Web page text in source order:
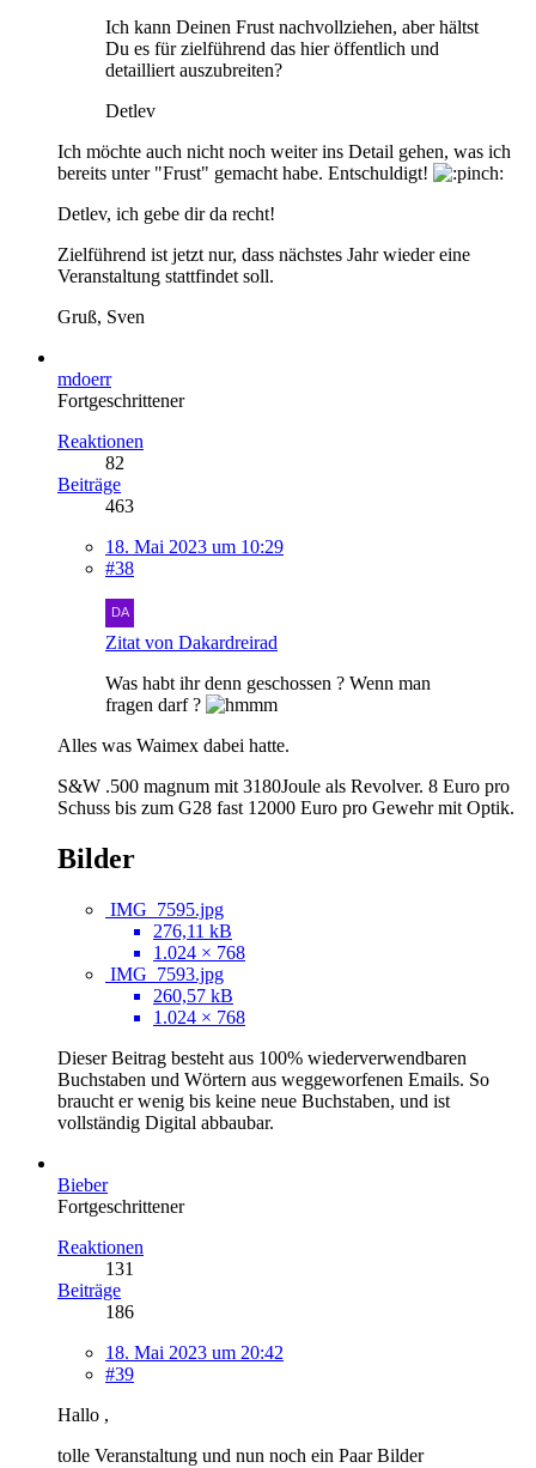
Ich kann Deinen Frust nachvollziehen, aber hältst
Du es für zielführend das hier öffentlich und
detailliert auszubreiten?
Detlev
Ich möchte auch nicht noch weiter ins Detail gehen, was ich
bereits unter "Frust" gemacht habe. Entschuldigt!
Detlev, ich gebe dir da recht!
Zielführend ist jetzt nur, dass nächstes Jahr wieder eine
Veranstaltung stattfindet soll.
Gruß, Sven
mdoerr
Fortgeschrittener
Reaktionen
82
Beiträge
463
18. Mai 2023 um 10:29
#38
Zitat von Dakardreirad
Was habt ihr denn geschossen ? Wenn man
fragen darf ?
Alles was Waimex dabei hatte.
S&W .500 magnum mit 3180Joule als Revolver. 8 Euro pro
Schuss bis zum G28 fast 12000 Euro pro Gewehr mit Optik.
Bilder
IMG_7595.jpg
276,11 kB
1.024 × 768
IMG_7593.jpg
260,57 kB
1.024 × 768
Dieser Beitrag besteht aus 100% wiederverwendbaren
Buchstaben und Wörtern aus weggeworfenen Emails. So
braucht er wenig bis keine neue Buchstaben, und ist
vollständig Digital abbaubar.
Bieber
Fortgeschrittener
Reaktionen
131
Beiträge
186
18. Mai 2023 um 20:42
#39
Hallo ,
tolle Veranstaltung und nun noch ein Paar Bilder